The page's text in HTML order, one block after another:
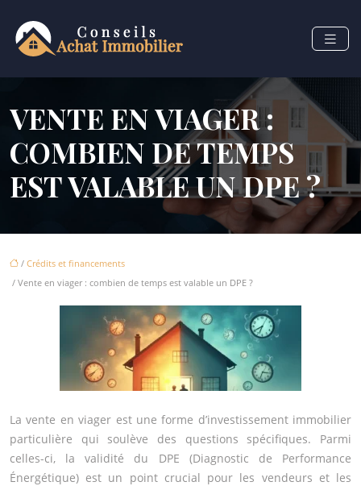
VENTE EN VIAGER :
COMBIEN DE TEMPS
EST VALABLE UN DPE ?
/ Crédits et financements
/ Vente en viager : combien de temps est valable un DPE ?
La vente en viager est une forme d’investissement immobilier
particulière qui soulève des questions spécifiques. Parmi
celles-ci, la validité du DPE (Diagnostic de Performance
Énergétique) est un point crucial pour les vendeurs et les